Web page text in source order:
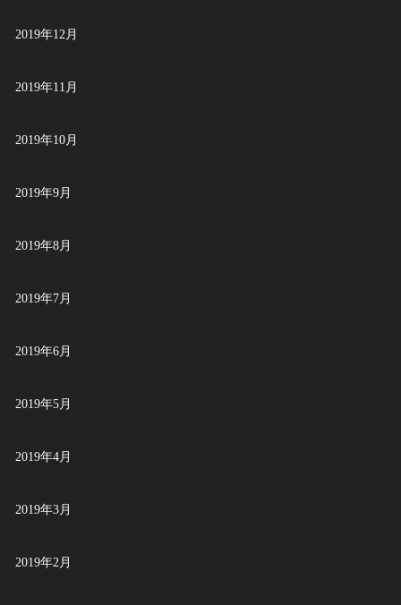
2019年12月
2019年11月
2019年10月
2019年9月
2019年8月
2019年7月
2019年6月
2019年5月
2019年4月
2019年3月
2019年2月